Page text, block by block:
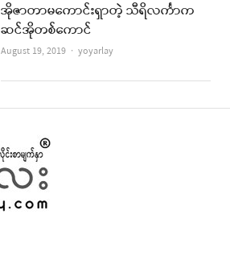
အိုဇာတာမကောင်းရှာတဲ့ သီရိလင်္ကာက
ဆင်အိုတစ်ကောင်
August 19, 2019 Author
yoyarlay